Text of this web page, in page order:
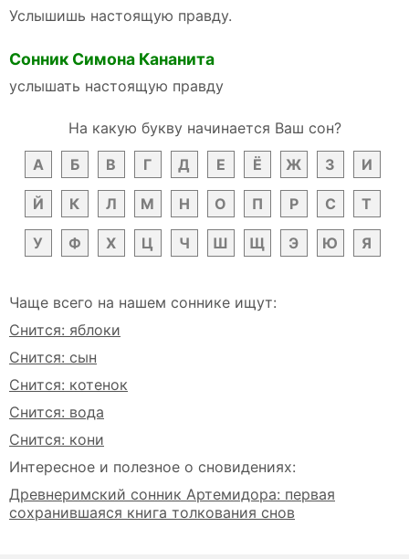
Услышишь настоящую правду.
Сонник Симона Кананита
услышать настоящую правду
На какую букву начинается Ваш сон?
А
Б В Г Д Е Ё Ж З И
Й К Л М Н О П Р С Т
У Ф Х Ц Ч Ш Щ Э Ю Я
Чаще всего на нашем соннике ищут:
Снится: яблоки
Снится: сын
Снится: котенок
Снится: вода
Снится: кони
Интересное и полезное о сновидениях:
Древнеримский сонник Артемидора: первая
сохранившаяся книга толкования снов